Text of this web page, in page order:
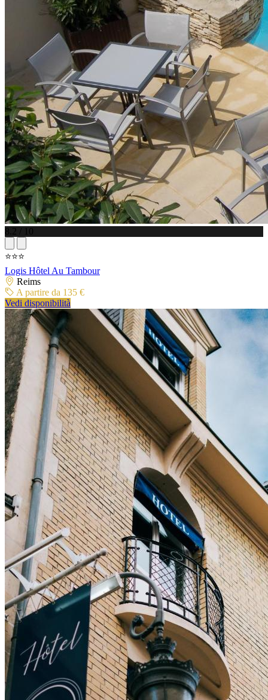
8.2 / 10
⭐⭐⭐
Logis Hôtel Au Tambour
Reims
A partire da 135 €
Vedi disponibilità